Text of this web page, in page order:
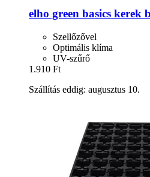
elho green basics kerek
Szellőzővel
Optimális klíma
UV-szűrő
1.910 Ft
Szállítás eddig: augusztus 10.